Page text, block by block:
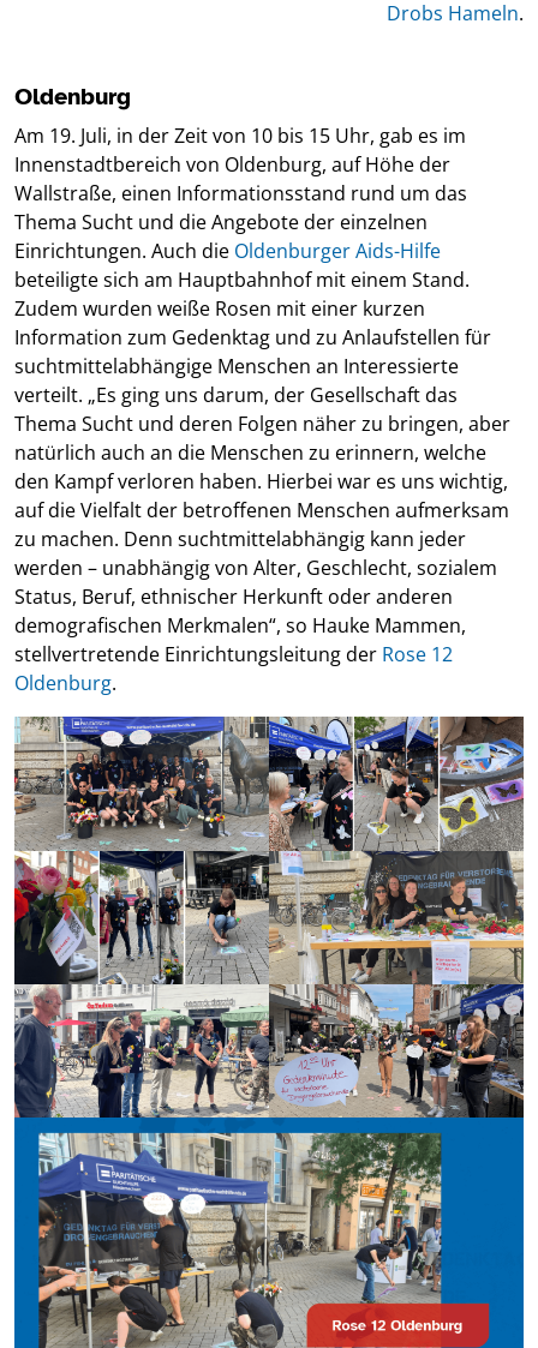
Drobs Hameln.
Oldenburg
Am 19. Juli, in der Zeit von 10 bis 15 Uhr, gab es im
Innenstadtbereich von Oldenburg, auf Höhe der
Wallstraße, einen Informationsstand rund um das
Thema Sucht und die Angebote der einzelnen
Einrichtungen. Auch die Oldenburger Aids-Hilfe
beteiligte sich am Hauptbahnhof mit einem Stand.
Zudem wurden weiße Rosen mit einer kurzen
Information zum Gedenktag und zu Anlaufstellen für
suchtmittelabhängige Menschen an Interessierte
verteilt. „Es ging uns darum, der Gesellschaft das
Thema Sucht und deren Folgen näher zu bringen, aber
natürlich auch an die Menschen zu erinnern, welche
den Kampf verloren haben. Hierbei war es uns wichtig,
auf die Vielfalt der betroffenen Menschen aufmerksam
zu machen. Denn suchtmittelabhängig kann jeder
werden – unabhängig von Alter, Geschlecht, sozialem
Status, Beruf, ethnischer Herkunft oder anderen
demografischen Merkmalen“, so Hauke Mammen,
stellvertretende Einrichtungsleitung der Rose 12
Oldenburg.